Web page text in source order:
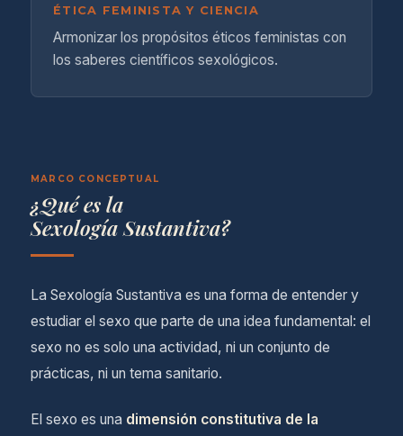
ÉTICA FEMINISTA Y CIENCIA
Armonizar los propósitos éticos feministas con
los saberes científicos sexológicos.
MARCO CONCEPTUAL
¿Qué es la
Sexología Sustantiva?
La Sexología Sustantiva es una forma de entender y
estudiar el sexo que parte de una idea fundamental: el
sexo no es solo una actividad, ni un conjunto de
prácticas, ni un tema sanitario.
El sexo es una dimensión constitutiva de la